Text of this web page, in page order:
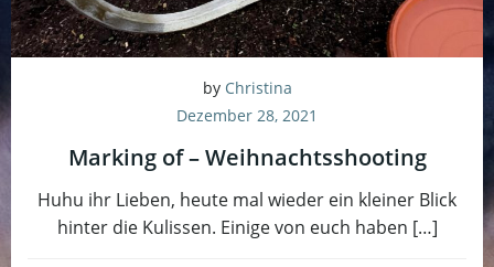
by Christina
Dezember 28, 2021
Marking of – Weihnachtsshooting
Huhu ihr Lieben, heute mal wieder ein kleiner Blick
hinter die Kulissen. Einige von euch haben […]